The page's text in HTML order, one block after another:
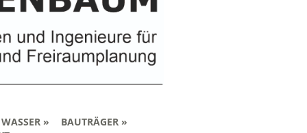
BAUTRÄGER